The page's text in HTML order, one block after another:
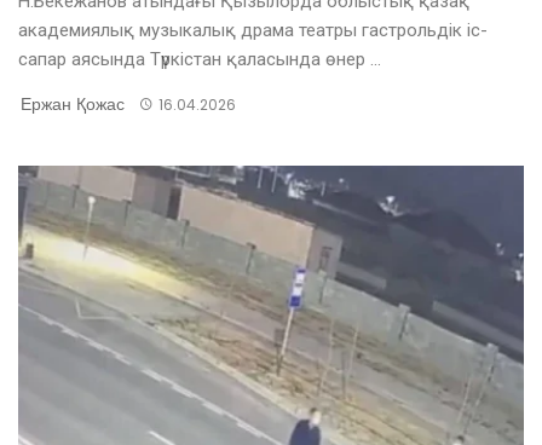
академиялық музыкалық драма театры гастрольдік іс-
сапар аясында Түркістан қаласында өнер ...
Ержан Қожас 16.04.2026